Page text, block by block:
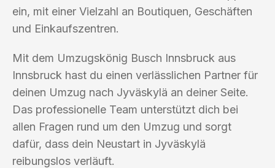
ein, mit einer Vielzahl an Boutiquen, Geschäften
und Einkaufszentren.
Mit dem Umzugskönig Busch Innsbruck aus
Innsbruck hast du einen verlässlichen Partner für
deinen Umzug nach Jyväskylä an deiner Seite.
Das professionelle Team unterstützt dich bei
allen Fragen rund um den Umzug und sorgt
dafür, dass dein Neustart in Jyväskylä
reibungslos verläuft.